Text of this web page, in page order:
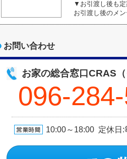
▼お引渡し後も定
お引渡し後のメ
お問い合わせ
お家の総合窓口CRAS
096-
10:00～18:00 定休日